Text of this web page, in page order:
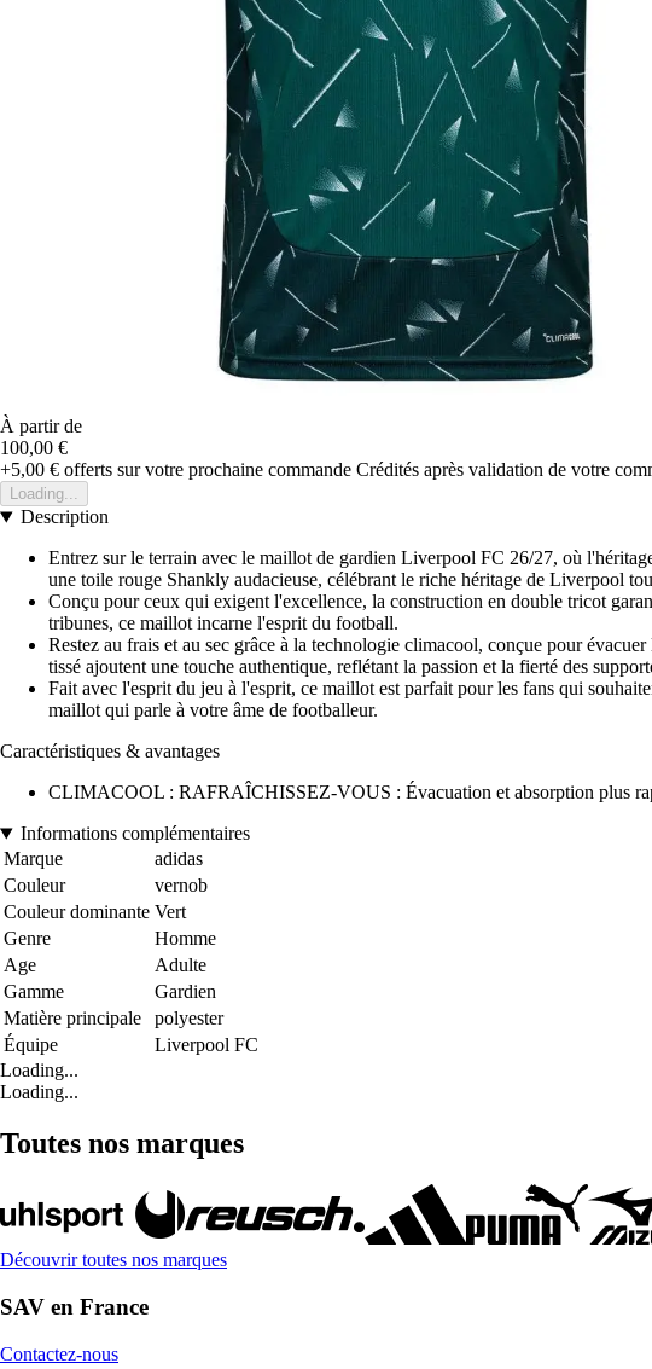
À partir de
100,00 €
+5,00 € offerts sur votre prochaine commande Crédités après validation de votre
Loading...
Description
Entrez sur le terrain avec le maillot de gardien Liverpool FC 26/27, où
une toile rouge Shankly audacieuse, célébrant le riche héritage de Liverpool
Conçu pour ceux qui exigent l'excellence, la construction en double tricot
tribunes, ce maillot incarne l'esprit du football.
Restez au frais et au sec grâce à la technologie climacool, conçue pour
tissé ajoutent une touche authentique, reflétant la passion et la fierté des
Fait avec l'esprit du jeu à l'esprit, ce maillot est parfait pour les fans qui
maillot qui parle à votre âme de footballeur.
Caractéristiques & avantages
CLIMACOOL : RAFRAÎCHISSEZ-VOUS : Évacuation et absorption plus
Informations complémentaires
Marque
adidas
Couleur
vernob
Couleur dominante Vert
Genre
Homme
Age
Adulte
Gamme
Gardien
Matière principale
polyester
Équipe
Liverpool FC
Loading...
Loading...
Toutes nos marques
Découvrir toutes nos marques
SAV en France
Contactez-nous